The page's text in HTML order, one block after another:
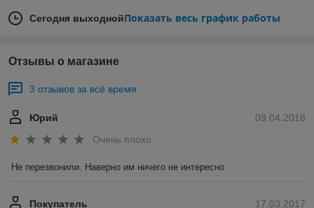
Сегодня выходнойПоказать весь график работы
Отзывы о магазине
3 отзывов за всё время
09.04.2018
Юрий
Очень плохо
Не перезвонили. Наверно им ничего не интересно
17.03.2017
Покупатель